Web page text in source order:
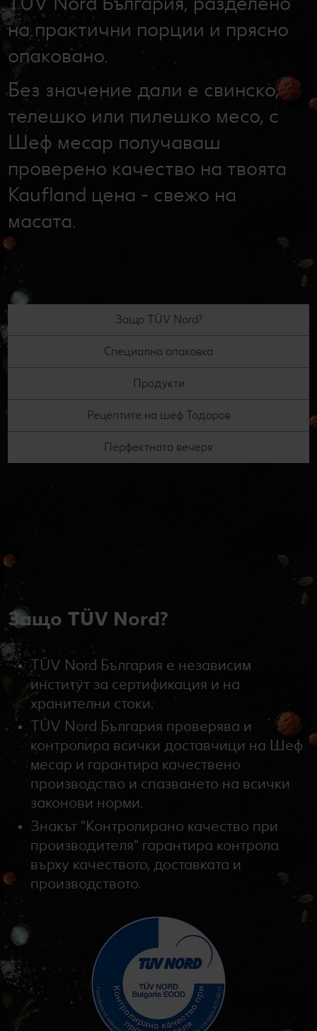
Лексикон на свежестта
Услуги
Ние сме семейство
Съвети от кухнята
Развлечения, отдих и свободно време
на практични порции и прясно
опаковано.
Без значение дали е свинско,
телешко или пилешко месо, с
Шеф месар получаваш
проверено качество на твоята
Kaufland цена - свежо на
масата.
Защо TÜV Nord?
Специална опаковка
Продукти
Рецептите на шеф Тодоров
Перфектната вечеря
Защо TÜV Nord?
TÜV Nord България е независим
институт за сертификация и на
хранителни стоки.
TÜV Nord България проверява и
контролира всички доставчици на Шеф
месар и гарантира качествено
производство и спазването на всички
законови норми.
Знакът "Контролирано качество при
производителя" гарантира контрола
върху качеството, доставката и
производството.